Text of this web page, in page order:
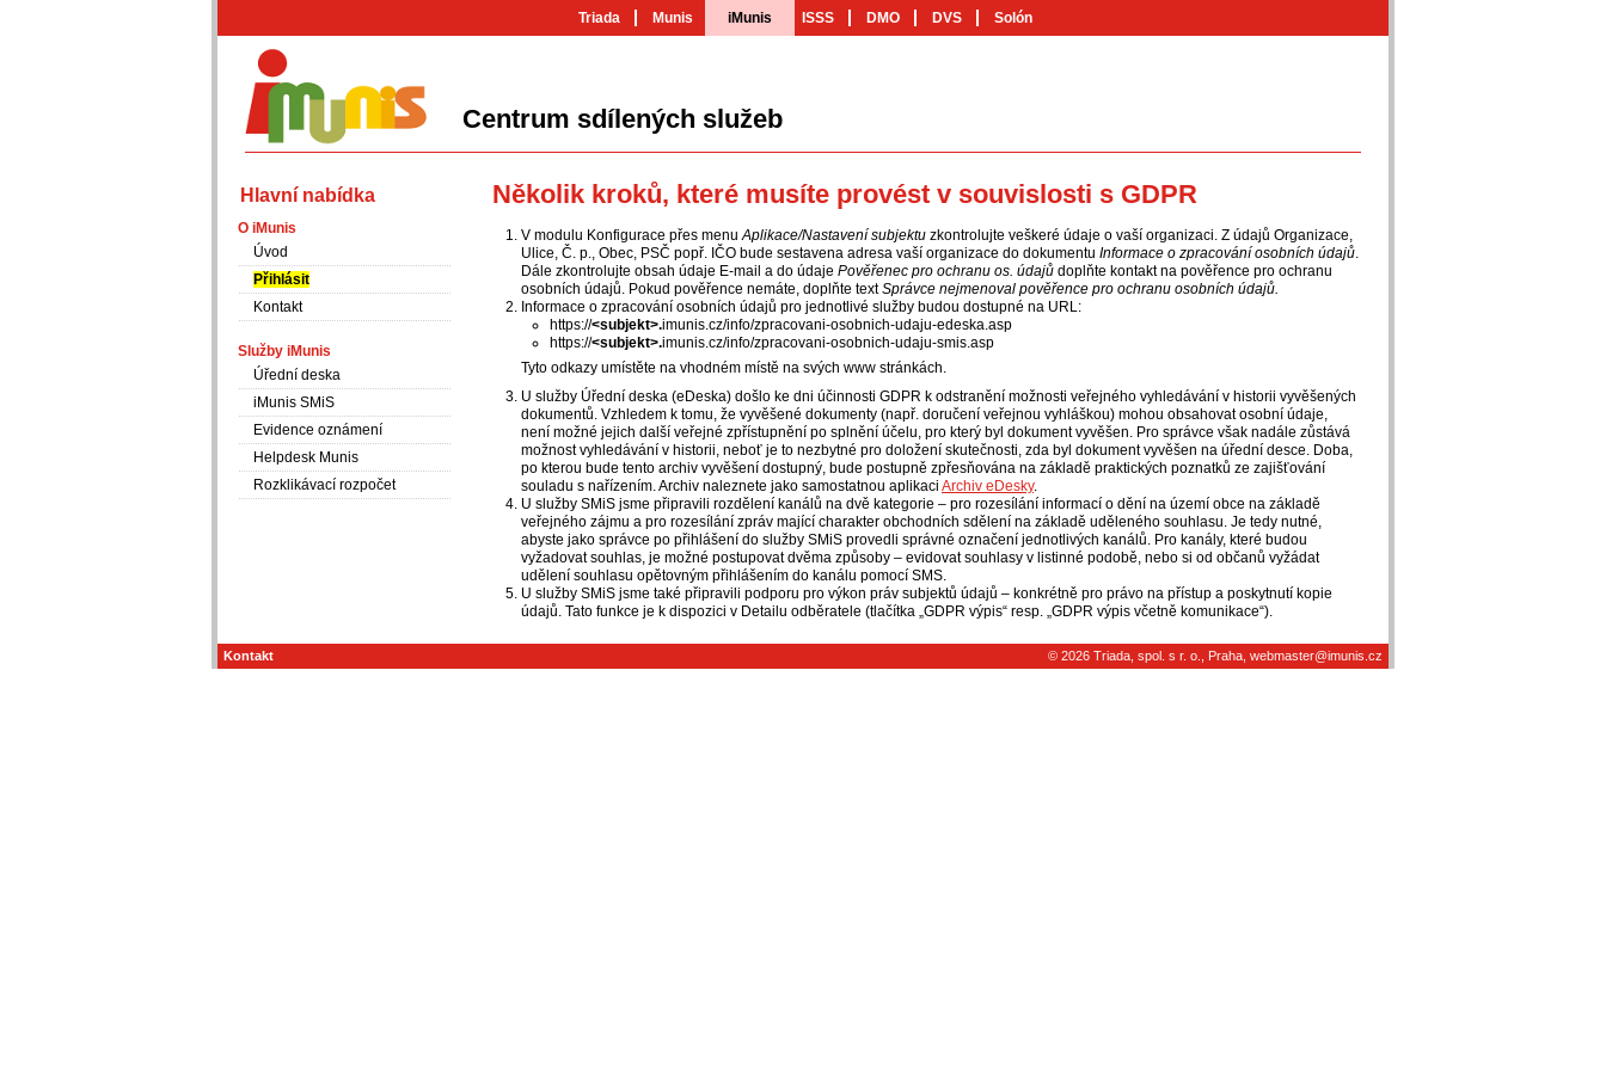
Triada Munis iMunis ISSS DMO DVS Solón
Centrum sdílených služeb
Několik kroků, které musíte provést v souvislosti s GDPR
V modulu Konfigurace přes menuAplikace/Nastavení subjektu zkontrolujte veškeré údaje o vaší organizaci. Z údajů Organizace,
Ulice, Č. p., Obec, PSČ popř. IČO bude sestavena adresa vaší organizace do dokumentu Informace o zpracování osobních údajů.
Dále zkontrolujte obsah údaje E-mail a do údaje Pověřenec pro ochranu os. údajů doplňte kontakt na pověřence pro ochranu
osobních údajů. Pokud pověřence nemáte, doplňte textSprávce nejmenoval pověřence pro ochranu osobních údajů.
Informace o zpracování osobních údajů pro jednotlivé služby budou dostupné na URL:
https://<subjekt>.imunis.cz/info/zpracovani-osobnich-udaju-edeska.asp
https://<subjekt>.imunis.cz/info/zpracovani-osobnich-udaju-smis.asp
Tyto odkazy umístěte na vhodném místě na svých www stránkách.
U služby Úřední deska (eDeska) došlo ke dni účinnosti GDPR k odstranění možnosti veřejného vyhledávání v historii vyvěšených
dokumentů. Vzhledem k tomu, že vyvěšené dokumenty (např. doručení veřejnou vyhláškou) mohou obsahovat osobní údaje,
není možné jejich další veřejné zpřístupnění po splnění účelu, pro který byl dokument vyvěšen. Pro správce však nadále zůstává
možnost vyhledávání v historii, neboť je to nezbytné pro doložení skutečnosti, zda byl dokument vyvěšen na úřední desce. Doba,
po kterou bude tento archiv vyvěšení dostupný, bude postupně zpřesňována na základě praktických poznatků ze zajišťování
souladu s nařízením. Archiv naleznete jako samostatnou aplikaci Archiv eDesky.
U služby SMiS jsme připravili rozdělení kanálů na dvě kategorie – pro rozesílání informací o dění na území obce na základě
veřejného zájmu a pro rozesílání zpráv mající charakter obchodních sdělení na základě uděleného souhlasu. Je tedy nutné,
abyste jako správce po přihlášení do služby SMiS provedli správné označení jednotlivých kanálů. Pro kanály, které budou
vyžadovat souhlas, je možné postupovat dvěma způsoby – evidovat souhlasy v listinné podobě, nebo si od občanů vyžádat
udělení souhlasu opětovným přihlášením do kanálu pomocí SMS.
U služby SMiS jsme také připravili podporu pro výkon práv subjektů údajů – konkrétně pro právo na přístup a poskytnutí kopie
údajů. Tato funkce je k dispozici v Detailu odběratele (tlačítka „GDPR výpis“ resp. „GDPR výpis včetně komunikace“).
Hlavní nabídka
O iMunis
Úvod
Přihlásit
Kontakt
Služby iMunis
Úřední deska
iMunis SMiS
Evidence oznámení
Helpdesk Munis
Rozklikávací rozpočet
Kontakt © 2026 Triada, spol. s r. o., Praha, webmaster@imunis.cz